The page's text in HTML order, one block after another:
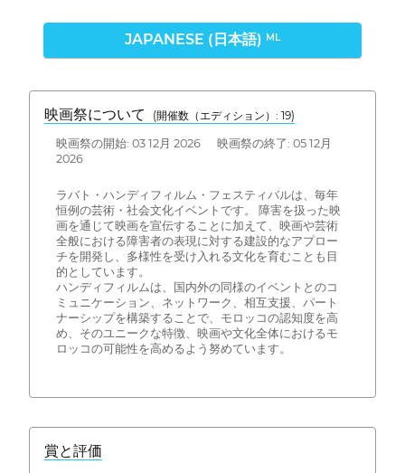
JAPANESE (日本語) ML
映画祭について (開催数（エディション）: 19)
映画祭の開始: 03 12月 2026 映画祭の終了: 05 12月
2026
ラバト・ハンディフィルム・フェスティバルは、毎年
恒例の芸術・社会文化イベントです。 障害を扱った映
画を通じて映画を宣伝することに加えて、映画や芸術
全般における障害者の表現に対する建設的なアプロー
チを開発し、多様性を受け入れる文化を育むことも目
的としています。
ハンディフィルムは、国内外の同様のイベントとのコ
ミュニケーション、ネットワーク、相互支援、パート
ナーシップを構築することで、モロッコの認知度を高
め、そのユニークな特徴、映画や文化全体におけるモ
ロッコの可能性を高めるよう努めています。
賞と評価